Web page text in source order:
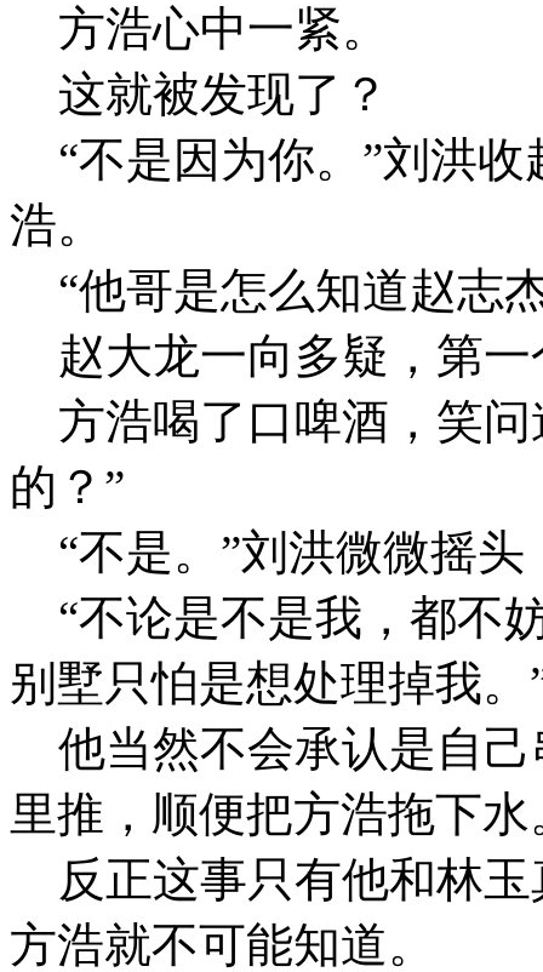
方浩心中一紧。
这就被发现了？
“不是因为你。”刘洪收
浩。
“他哥是怎么知道赵志
赵大龙一向多疑，第一
方浩喝了口啤酒，笑问
的？”
“不是。”刘洪微微摇头
“不论是不是我，都不
别墅只怕是想处理掉我。
他当然不会承认是自己
里推，顺便把方浩拖下水
反正这事只有他和林玉
方浩就不可能知道。